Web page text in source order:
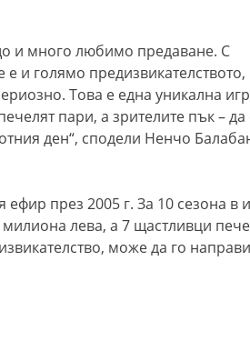
и много любимо предаване. С
и голямо предизвикателството,
Това е една уникална
пари, а зрителите пък – да
ден“, сподели Ненчо
през 2005 г. За 10 сезона в
лева, а 7 щастливци
може да го